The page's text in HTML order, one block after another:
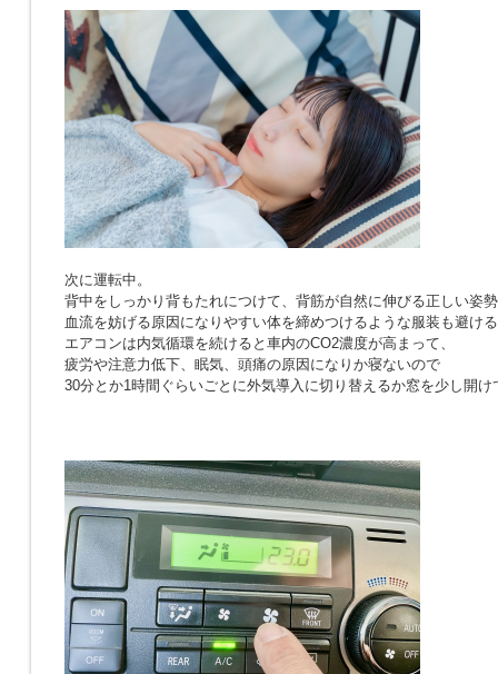
次に運転中。
背中をしっかり背もたれにつけて、背筋が自然に伸びる正しい姿
血流を妨げる原因になりやすい体を締めつけるような服装も避け
エアコンは内気循環を続けると車内のCO2濃度が高まって、
疲労や注意力低下、眠気、頭痛の原因になりか寝ないので
30分とか1時間ぐらいごとに外気導入に切り替えるか窓を少し開け